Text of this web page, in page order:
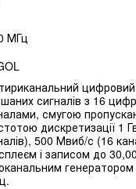
МГц
сигналів з 16
смугою
дискретизації 1
500 Мвиб/с (16
і записом до
генератором